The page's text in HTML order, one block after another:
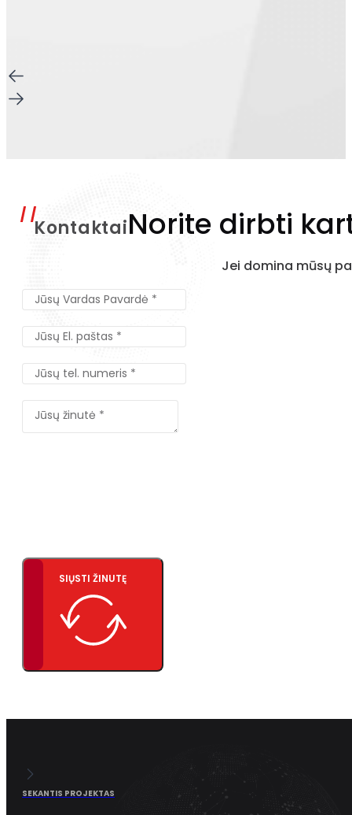
KontaktaiNorite dirbti
Jei domina mūsų
SIŲSTI ŽINUTĘ
SEKANTIS PROJEKTAS